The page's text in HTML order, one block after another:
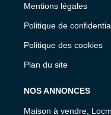
Mentions légales
Politique de
Politique des cookies
Plan du site
NOS ANNONCES
Maison à vendre,